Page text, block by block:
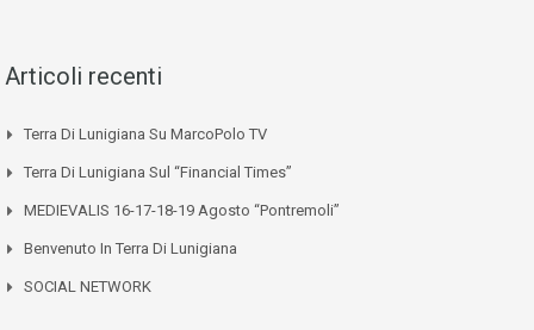
Articoli recenti
Terra Di Lunigiana Su MarcoPolo TV
Terra Di Lunigiana Sul “Financial Times”
MEDIEVALIS 16-17-18-19 Agosto “Pontremoli”
Benvenuto In Terra Di Lunigiana
SOCIAL NETWORK